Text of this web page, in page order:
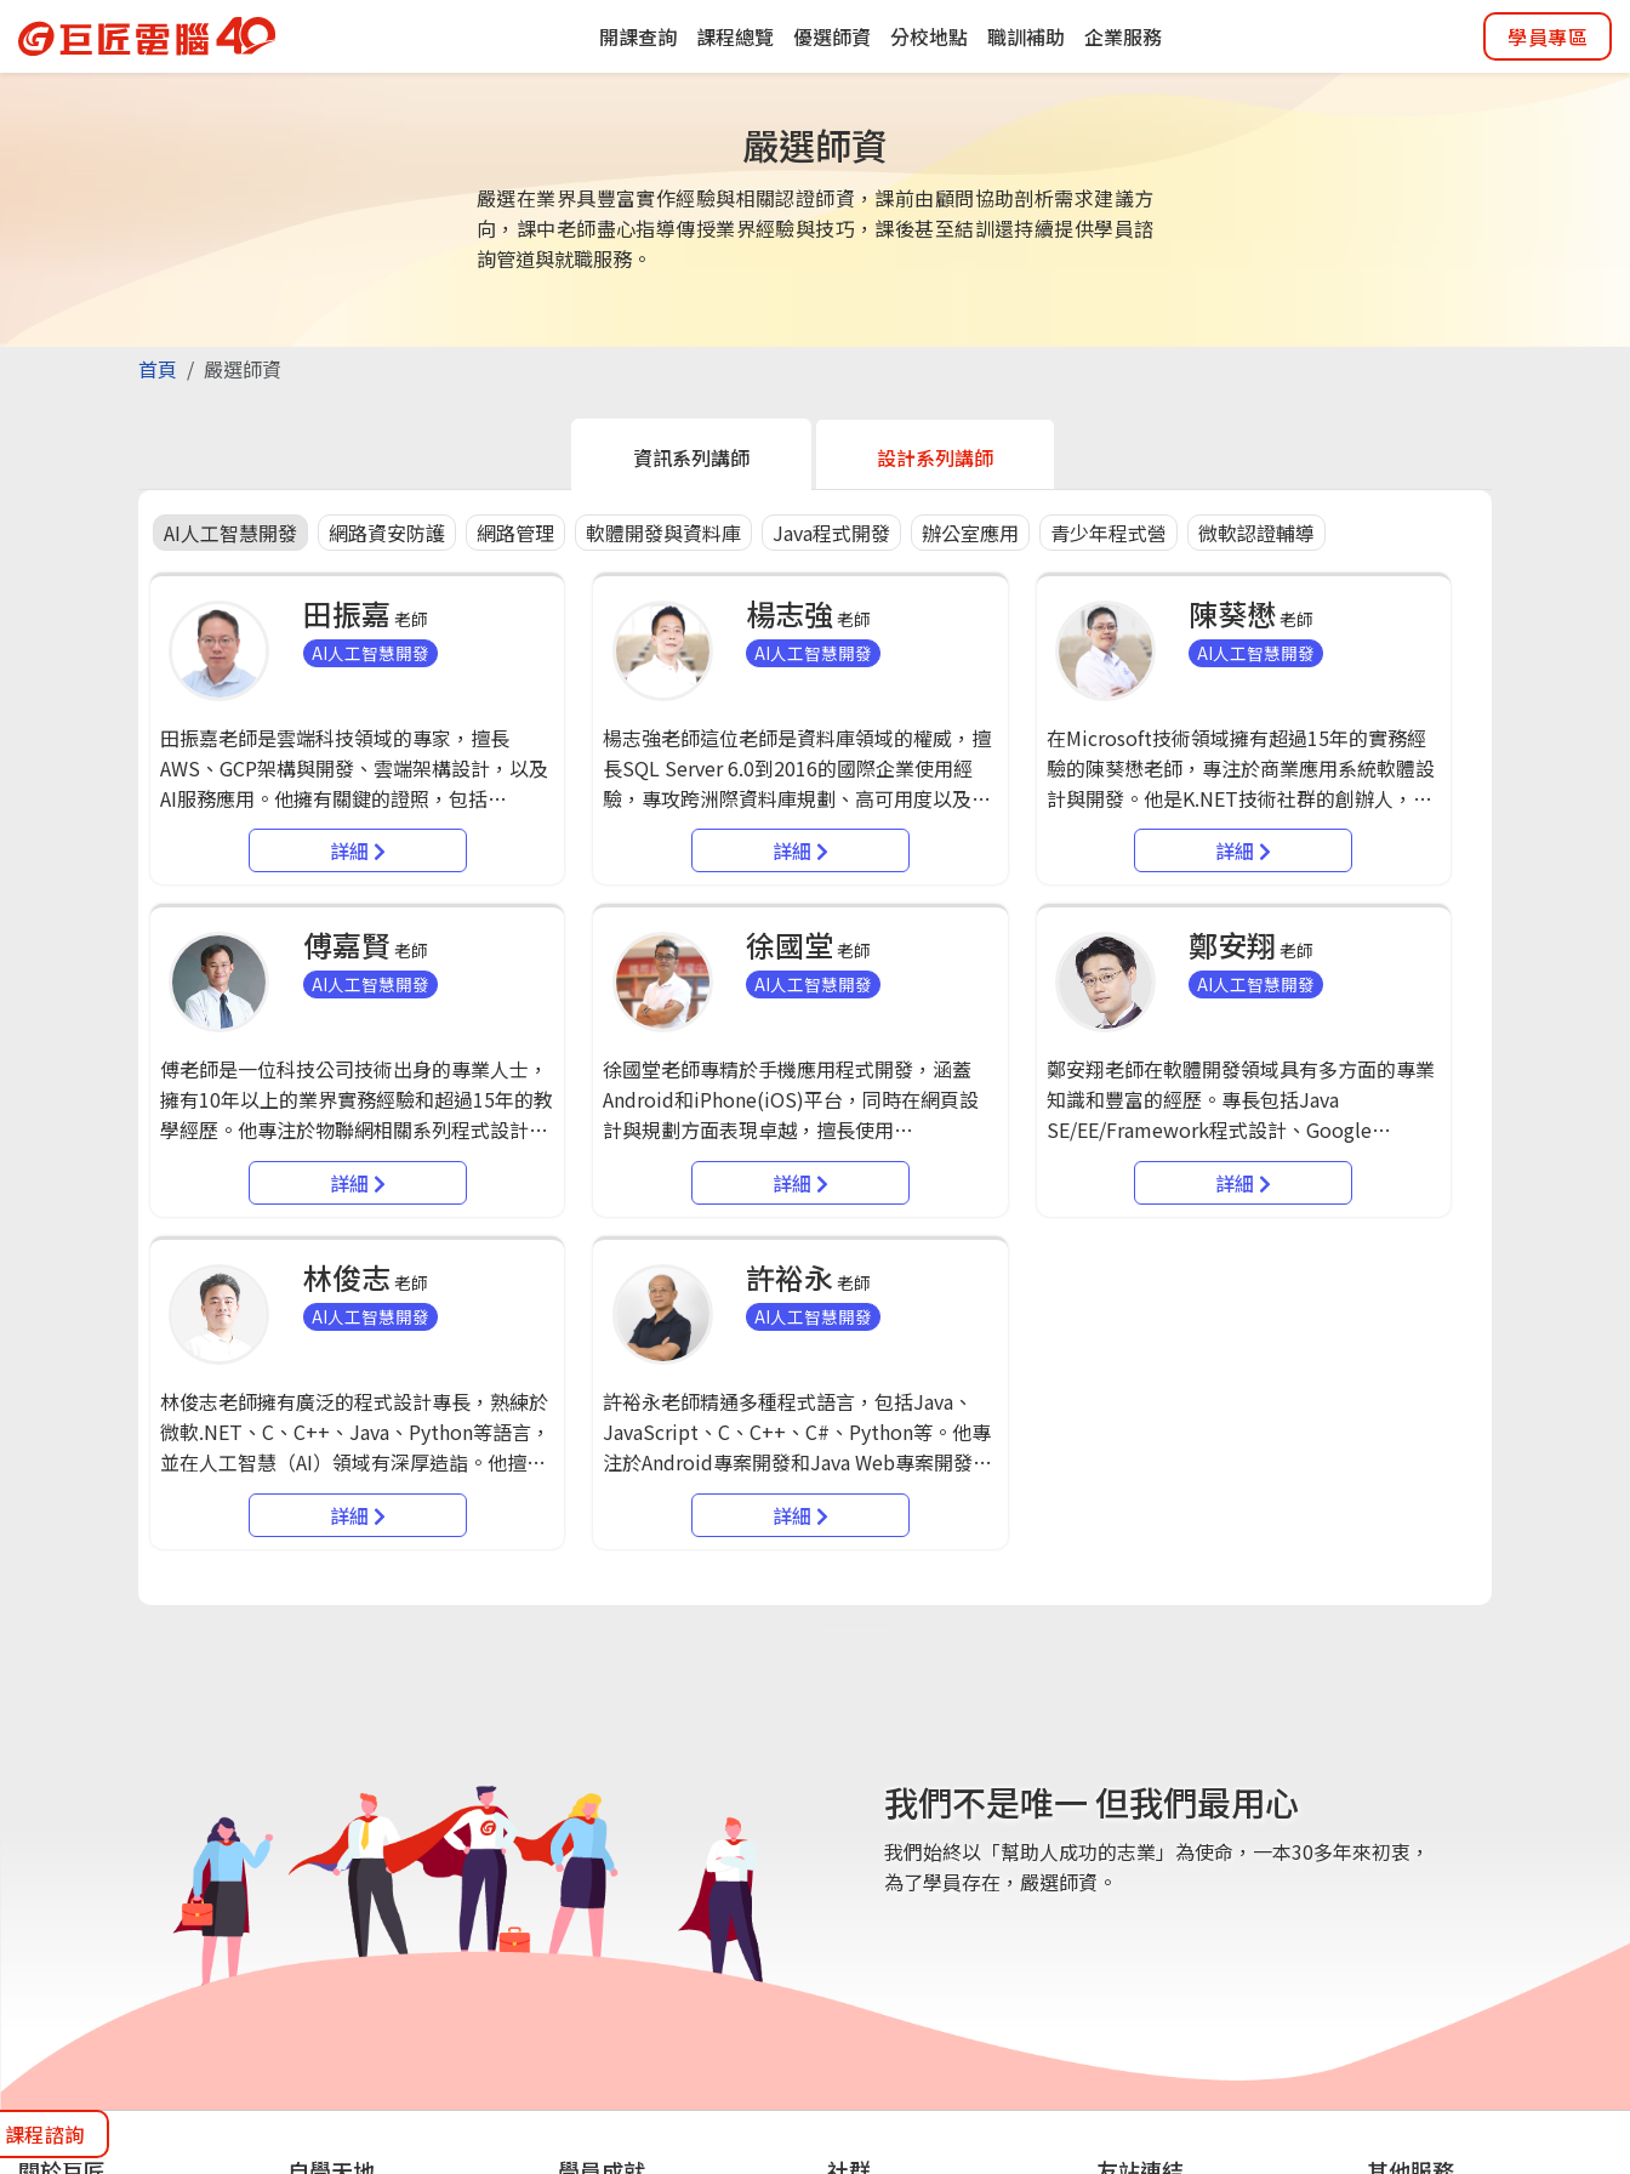
開課查詢 課程總覽 優選師資 分校地點 職訓補助 企業服務 學員專區
嚴選師資
嚴選在業界具豐富實作經驗與相關認證師資，課前由顧問協助剖析需求建議方
向，課中老師盡心指導傳授業界經驗與技巧，課後甚至結訓還持續提供學員諮
詢管道與就職服務。
首頁 嚴選師資
資訊系列講師 設計系列講師
AI人工智慧開發 網路資安防護 網路管理 軟體開發與資料庫 Java程式開發 辦公室應用 青少年程式營 微軟認證輔導
田振嘉 老師
AI人工智慧開發
田振嘉老師是雲端科技領域的專家，擅長
AWS、GCP架構與開發、雲端架構設計，以及
AI服務應用。他擁有關鍵的證照，包括
Microsoft Certified System Engineer、AWS
Certified Developer - Associate 2017、GCP
深厚技能。 老師曾在各大科技公司擔任要職，
積極參與雲端平台相關業務。在美國運通大中
華區，他是自動化顧問，推動自動化流程。同
經驗融入課堂，培養學生在雲端和軟體開發領
域的技能。田老師以豐富的業界經驗和多元的
技術專長，為學生提供全方位的雲端科技知
識，使他們能夠在快速發展的科技領域中保持
詳細
楊志強 老師
AI人工智慧開發
楊志強老師這位老師是資料庫領域的權威，擅
長SQL Server 6.0到2016的國際企業使用經
驗，專攻跨洲際資料庫規劃、高可用度以及異
質資料庫整合。在DAT264x_Identifying
Malaria In Blood Imagery競賽中，他全球排
Microsoft SQL Server MCT、微軟MCSA、
MCSE、Oracle Database OCM及講師認證、
Oracle OCA、OCP、OCE認證。 過去的經歷
講師、企業應用Office商業智慧系統講師、微
軟BI/BSC行易SQL技術移轉講師等，展現了他
在企業數據解決方案和技術移轉領域的深厚專
詳細
陳葵懋老師
AI人工智慧開發
在Microsoft技術領域擁有超過15年的實務經
驗的陳葵懋老師，專注於商業應用系統軟體設
計與開發。他是K.NET技術社群的創辦人，在
高雄分享各種技術議題，並與其他專業人士合
作出版了《HTML5 & JavaScript程式開發實
擅長在Chatbot及AI服務結合應用系統、雲端
服務、APP及Web Base系統的架構與開發。持
有Microsoft MCSA、MCSD、MCP等多項國際
Trainer，為微軟認證講師。 他專注於跨平台
APP、HTML5、JavaScript、SQL DB等領
域，並在行動開發解決方案、AI雲端服務應
用、Chatbot對話機器人開發與設計、跨平台
手機APP開發與設計以及C#程式語言等方面展
詳細
傅嘉賢 老師
AI人工智慧開發
傅老師是一位科技公司技術出身的專業人士，
擁有10年以上的業界實務經驗和超過15年的教
學經歷。他專注於物聯網相關系列程式設計，
使用者端動態網頁程式設計，嵌入式物聯開發
設計以及伺服端程式設計。 過去曾在弈飛資訊
專班資訊工程論壇和正修科技大學資工系擔任
講師，以豐富的實務經驗和深入淺出的教學風
格聞名，能夠以實例引導初學者快速上手，深
詳細
徐國堂 老師
AI人工智慧開發
徐國堂老師專精於手機應用程式開發，涵蓋
Android和iPhone(iOS)平台，同時在網頁設
計與規劃方面表現卓越，擅長使用
Dreamweaver、Flash和Firework等工具。 在
過往的經歷中，他曾擔任行政院勞委會資訊軟
機APP講師，致力於培養學生在APP開發領域
的專業能力。此外，他亦涉足數位書刊APP設
計專班，透過豐富的教學經歷，分享對於應用
詳細
鄭安翔 老師
AI人工智慧開發
鄭安翔老師在軟體開發領域具有多方面的專業
知識和豐富的經歷。專長包括Java
SE/EE/Framework程式設計、Google
Android APP程式設計、物聯網應用開發、
Python程式開發，以及AI人工智慧平台技術應
詳細
林俊志 老師
AI人工智慧開發
林俊志老師擁有廣泛的程式設計專長，熟練於
微軟.NET、C、C++、Java、Python等語言，
並在人工智慧（AI）領域有深厚造詣。他擅長
Android手機應用開發，同時在物聯網領域有
豐富經驗，尤其在智慧物聯開發和機器人程式
知識分享方面有著卓越的表現。
詳細
許裕永 老師
AI人工智慧開發
許裕永老師精通多種程式語言，包括Java、
JavaScript、C、C++、C#、Python等。他專
注於Android專案開發和Java Web專案開發，
同時具有深厚的J2EE Framework (Spring,
Structs)、AJAX、以及Hibernet的經驗。 目
詳細
我們不是唯一 但我們最用心
我們始終以「幫助人成功的志業」為使命，一本30多年來初衷，
為了學員存在，嚴選師資。
課程諮詢